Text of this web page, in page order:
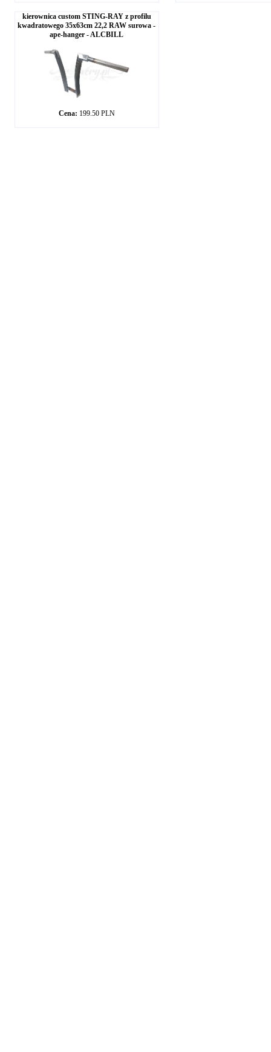
kierownica custom STING-RAY z profilu
kwadratowego 35x63cm 22,2 RAW surowa -
ape-hanger - ALCBILL
Cena: 199.50 PLN